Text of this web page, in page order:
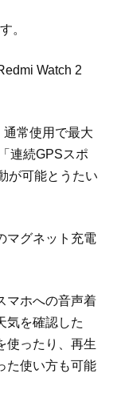
。
Watch 2
常使用で最大
連続GPSスポ
が可能とうたい
マグネット充電
マホへの音声着
気を確認した
使ったり、再生
た使い方も可能